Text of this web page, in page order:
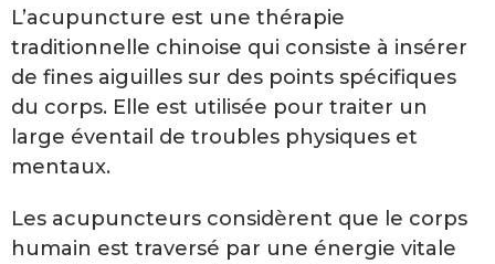
L’acupuncture est une thérapie
traditionnelle chinoise qui consiste à insérer
de fines aiguilles sur des points spécifiques
du corps. Elle est utilisée pour traiter un
large éventail de troubles physiques et
mentaux.
Les acupuncteurs considèrent que le corps
humain est traversé par une énergie vitale